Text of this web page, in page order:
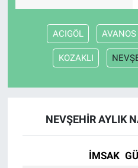
ACIGÖL AVANOS
KOZAKLI
NEVŞEHİR AYLIK
İMSAK